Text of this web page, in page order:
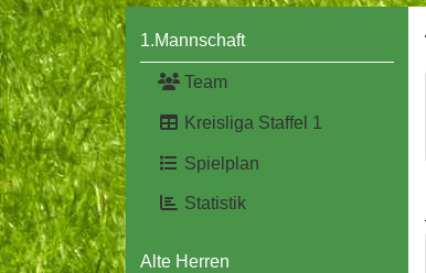
1.Mannschaft
Team
Kreisliga Staffel 1
Spielplan
Statistik
Alte Herren